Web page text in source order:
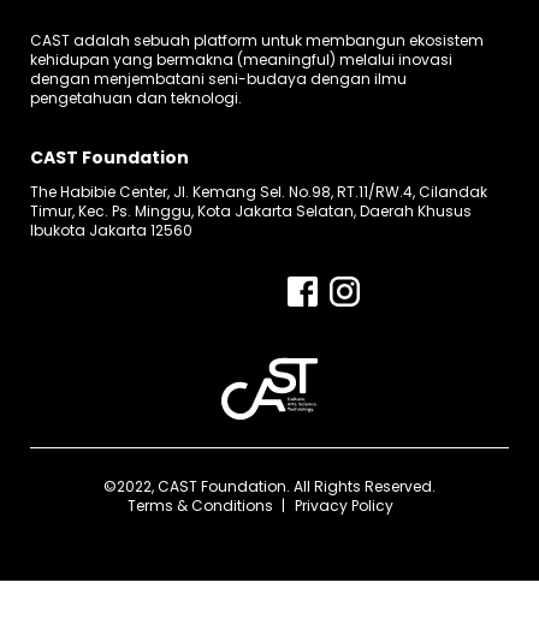
CAST adalah sebuah platform untuk membangun ekosistem
kehidupan yang bermakna (meaningful) melalui inovasi
dengan menjembatani seni-budaya dengan ilmu
pengetahuan dan teknologi.
CAST Foundation
The Habibie Center, Jl. Kemang Sel. No.98, RT.11/RW.4, Cilandak
Timur, Kec. Ps. Minggu, Kota Jakarta Selatan, Daerah Khusus
Ibukota Jakarta 12560
©2022, CAST Foundation. All Rights Reserved.
Terms & Conditions
Privacy Policy